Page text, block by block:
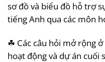
sơ đồ và biểu đồ hỗ trợ
tiếng Anh qua các môn
☘ Các câu hỏi mở rộng
hoạt động và dự án cuối